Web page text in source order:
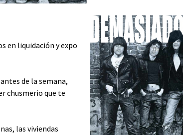
en liquidación y expo
de la semana,
chusmerio que te
las viviendas